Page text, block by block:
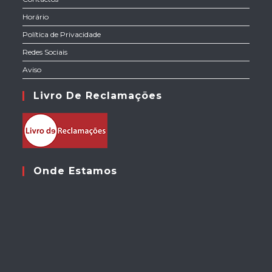
Horário
Política de Privacidade
Redes Sociais
Aviso
Livro De Reclamações
Onde Estamos